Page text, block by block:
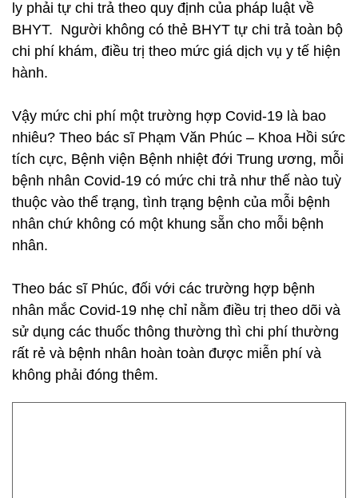
ly phải tự chi trả theo quy định của pháp luật về
BHYT. Người không có thẻ BHYT tự chi trả toàn bộ
chi phí khám, điều trị theo mức giá dịch vụ y tế hiện
hành.
Vậy mức chi phí một trường hợp Covid-19 là bao
nhiêu? Theo bác sĩ Phạm Văn Phúc – Khoa Hồi sức
tích cực, Bệnh viện Bệnh nhiệt đới Trung ương, mỗi
bệnh nhân Covid-19 có mức chi trả như thế nào tuỳ
thuộc vào thể trạng, tình trạng bệnh của mỗi bệnh
nhân chứ không có một khung sẵn cho mỗi bệnh
nhân.
Theo bác sĩ Phúc, đối với các trường hợp bệnh
nhân mắc Covid-19 nhẹ chỉ nằm điều trị theo dõi và
sử dụng các thuốc thông thường thì chi phí thường
rất rẻ và bệnh nhân hoàn toàn được miễn phí và
không phải đóng thêm.